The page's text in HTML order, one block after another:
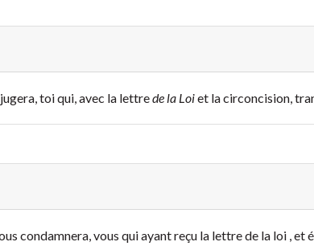
toi qui, avec la lettrede la Loiet la circoncision,
condamnera, vous qui ayant reçu la lettre de la loi , et